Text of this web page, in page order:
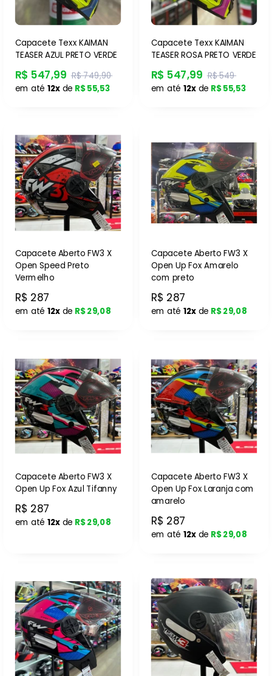
Capacete Texx KAIMAN
TEASER AZUL PRETO VERDE
R$ 547,99 R$ 749,90
em até 12xde R$ 55,53
Capacete Texx KAIMAN
TEASER ROSA PRETO VERDE
R$ 547,99 R$ 549
em até 12xde R$ 55,53
Capacete Aberto FW3 X
Open Speed Preto
Vermelho
R$ 287
em até 12xde R$ 29,08
Capacete Aberto FW3 X
Open Up Fox Amarelo
com preto
R$ 287
em até 12xde R$ 29,08
Capacete Aberto FW3 X
Open Up Fox Azul Tifanny
R$ 287
em até 12xde R$ 29,08
Capacete Aberto FW3 X
Open Up Fox Laranja com
amarelo
R$ 287
em até 12xde R$ 29,08